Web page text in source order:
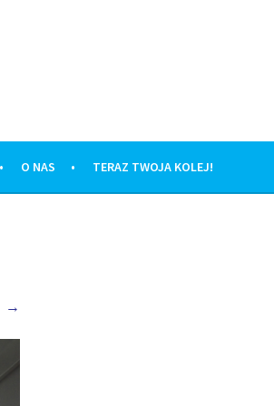
O NAS TERAZ TWOJA KOLEJ!